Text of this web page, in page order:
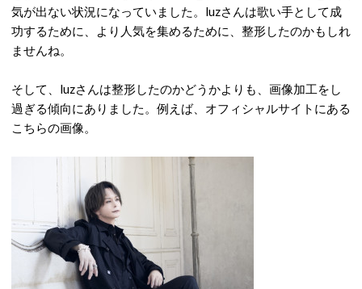
気が出ない状況になっていました。luzさんは歌い手として成
功するために、より人気を集めるために、整形したのかもしれ
ませんね。
そして、luzさんは整形したのかどうかよりも、画像加工をし
過ぎる傾向にありました。例えば、オフィシャルサイトにある
こちらの画像。